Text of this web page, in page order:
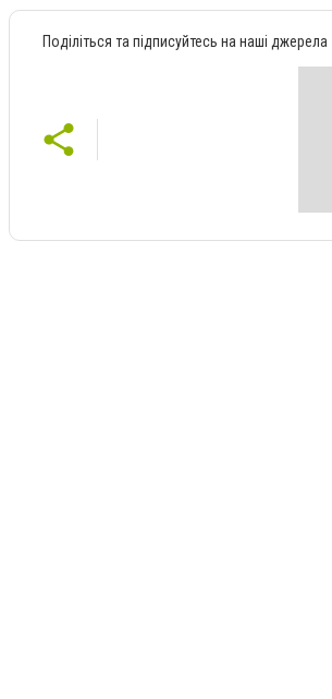
Поділіться та підписуйтесь на наші джерела